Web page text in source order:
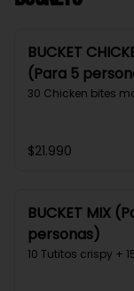
BUCKET
(Para 5
30 Chicken bites
$21.990
BUCKET MIX
personas)
10 Tutitos crispy +